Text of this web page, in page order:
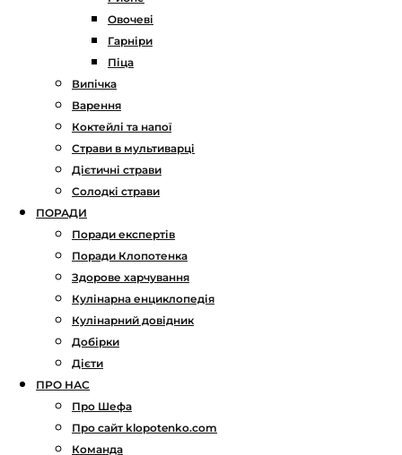
Овочеві
Гарніри
Піца
Випічка
Варення
Коктейлі та напої
Страви в мультиварці
Дієтичні страви
Солодкі страви
ПОРАДИ
Поради експертів
Поради Клопотенка
Здорове харчування
Кулінарна енциклопедія
Кулінарний довідник
Добірки
Дієти
ПРО НАС
Про Шефа
Про сайт klopotenko.com
Команда